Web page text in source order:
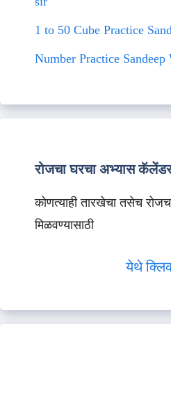
1 to 50 Cube Practice
Number Practice Sandeep
रोजचा घरचा अभ्यास
कोणत्याही तारखेचा तसेच
मिळवण्यासाठी
येथे